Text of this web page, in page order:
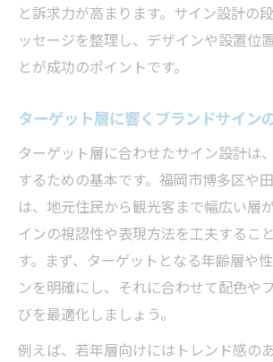
と訴求力が高まります。サイン設計の
ッセージを整理し、デザインや設置位
とが成功のポイントです。
ターゲット層に響くブランドサイン
ターゲット層に合わせたサイン設計は
するための基本です。福岡市博多区や
は、地元住民から観光客まで幅広い層
インの視認性や表現方法を工夫するこ
す。まず、ターゲットとなる年齢層や
ンを明確にし、それに合わせて配色や
びを最適化しましょう。
例えば、若年層向けにはトレンド感の